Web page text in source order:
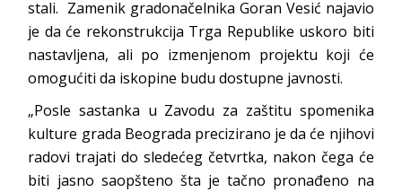
stali. Zamenik gradonačelnika Goran Vesić najavio
je da će rekonstrukcija Trga Republike uskoro biti
nastavljena, ali po izmenjenom projektu koji će
omogućiti da iskopine budu dostupne javnosti.
„Posle sastanka u Zavodu za zaštitu spomenika
kulture grada Beograda precizirano je da će njihovi
radovi trajati do sledećeg četvrtka, nakon čega će
biti jasno saopšteno šta je tačno pronađeno na